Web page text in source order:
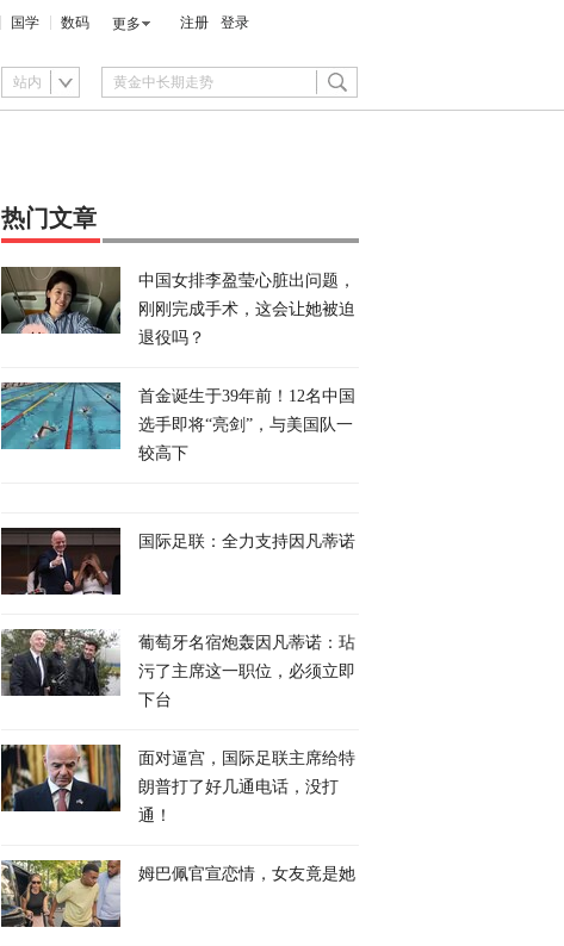
国学 数码 更多 注册 登录
站内
热门文章
中国女排李盈莹心脏出问题，
刚刚完成手术，这会让她被迫
退役吗？
首金诞生于39年前！12名中国
选手即将“亮剑”，与美国队一
较高下
国际足联：全力支持因凡蒂诺
葡萄牙名宿炮轰因凡蒂诺：玷
污了主席这一职位，必须立即
下台
面对逼宫，国际足联主席给特
朗普打了好几通电话，没打
通！
姆巴佩官宣恋情，女友竟是她